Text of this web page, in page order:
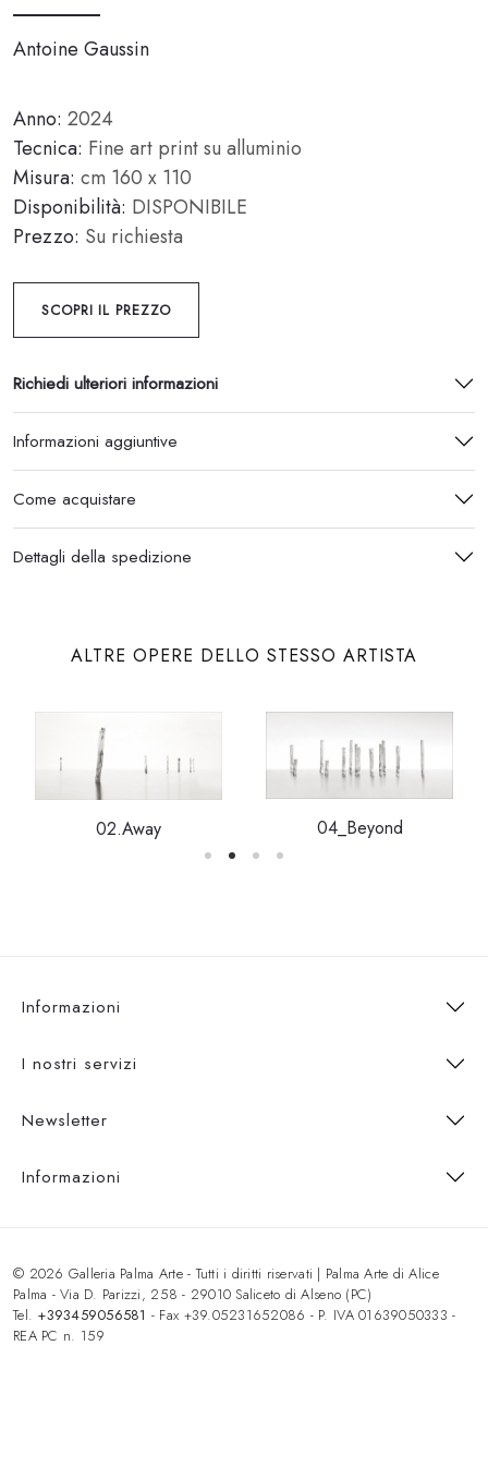
Antoine Gaussin
Anno: 2024
Tecnica: Fine art print su alluminio
Misura: cm 160 x 110
Disponibilità: DISPONIBILE
Prezzo: Su richiesta
SCOPRI IL PREZZO
Richiedi ulteriori informazioni
Informazioni aggiuntive
Come acquistare
Dettagli della spedizione
ALTRE OPERE DELLO STESSO ARTISTA
02.Away 04_Beyond
Informazioni
I nostri servizi
Newsletter
Informazioni
© 2026 Galleria Palma Arte - Tutti i diritti riservati | Palma Arte di Alice
Palma - Via D. Parizzi, 258 - 29010 Saliceto di Alseno (PC)
Tel. +393459056581 - Fax +39.05231652086 - P. IVA 01639050333 -
REA PC n. 159